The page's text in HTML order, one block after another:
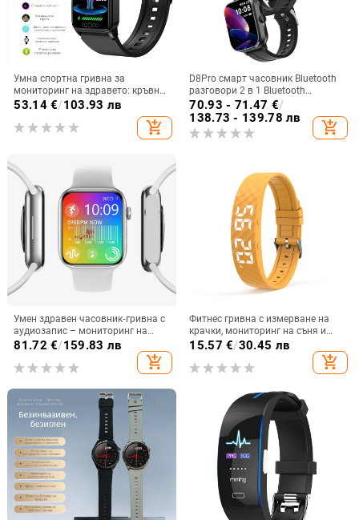
Умна спортна гривна за
мониторинг на здравето: кръвна
захар, кислород в кръвта,
динамично кръвно налягане,
пикочна киселина и телесна
53.14€/103.93 лв
add_shopping_cart
D8Pro смарт часовник Bluetooth
разговори 2 в 1 Bluetooth
слушалки 2"
70.93 - 71.47 €/
138.73 - 139.78 лв
add_shopping_cart
Умен здравен часовник‑гривна с
аудиозапис – мониторинг на
сърдечен ритъм, кръвно
налягане, кислород в кръвта и
кръвна захар
81.72 €/159.83 лв
add_shopping_cart
Фитнес гривна с измерване на
крачки, мониторинг на съня и
вибрационни известия с аларма,
USB зареждане и батерия над 21
дни
15.57 €/30.45 лв
add_shopping_cart